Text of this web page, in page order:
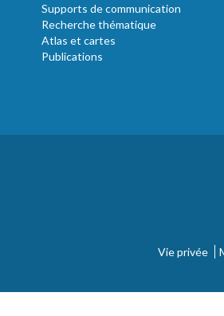
Supports de communication
Recherche thématique
Atlas et cartes
Publications
Vie privée